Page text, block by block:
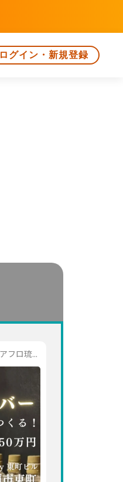
ログイン・新規登録
フロ琉...